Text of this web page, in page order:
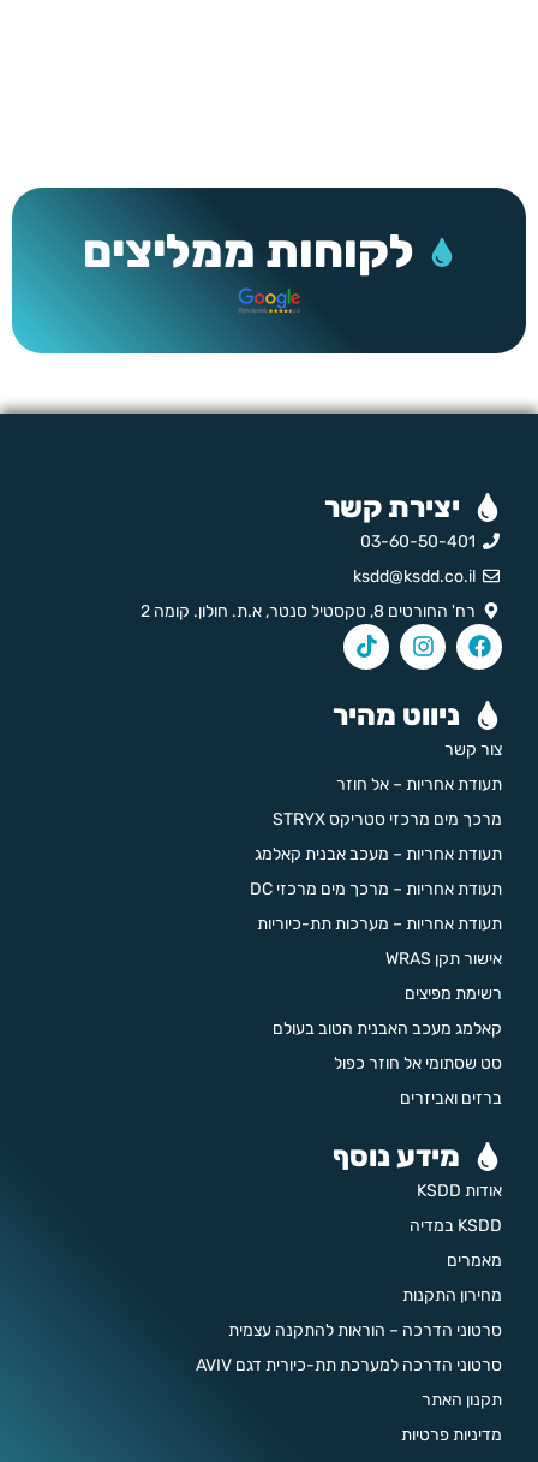
לקוחות ממליצים
יצירת קשר
03-60-50-401
ksdd@ksdd.co.il
רח' החורטים 8, טקסטיל סנטר, א.ת. חולון. קומה 2
ניווט מהיר
צור קשר
תעודת אחריות – אל חוזר
מרכך מים מרכזי סטריקס STRYX
תעודת אחריות – מעכב אבנית קאלמג
תעודת אחריות – מרכך מים מרכזי DC
תעודת אחריות – מערכות תת-כיוריות
אישור תקן WRAS
רשימת מפיצים
קאלמג מעכב האבנית הטוב בעולם
סט שסתומי אל חוזר כפול
ברזים ואביזרים
מידע נוסף
אודות KSDD
KSDD במדיה
מאמרים
מחירון התקנות
סרטוני הדרכה – הוראות להתקנה עצמית
סרטוני הדרכה למערכת תת-כיורית דגם AVIV
תקנון האתר
מדיניות פרטיות